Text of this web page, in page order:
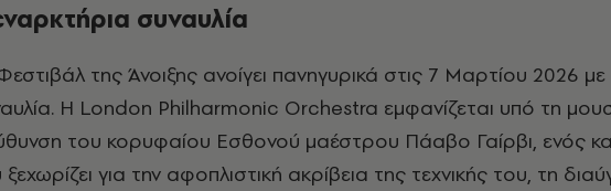
συναυλία
Η London Philharmonic Orchestra εμφανίζεται υπό τη
του κορυφαίου Εσθονού μαέστρου Πάαβο Γαίρβι, ενός
για την αφοπλιστική ακρίβεια της τεχνικής του, τη